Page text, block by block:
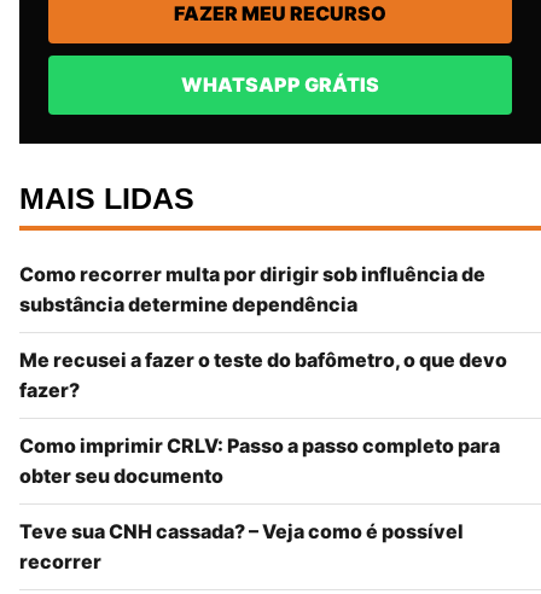
FAZER MEU RECURSO
WHATSAPP GRÁTIS
MAIS LIDAS
Como recorrer multa por dirigir sob influência de
substância determine dependência
Me recusei a fazer o teste do bafômetro, o que devo
fazer?
Como imprimir CRLV: Passo a passo completo para
obter seu documento
Teve sua CNH cassada? – Veja como é possível
recorrer